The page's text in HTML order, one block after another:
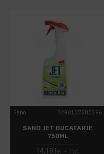
Sano 7290107280396
SANO JET BUCATARIE
750ML
14,18 lei + TVA